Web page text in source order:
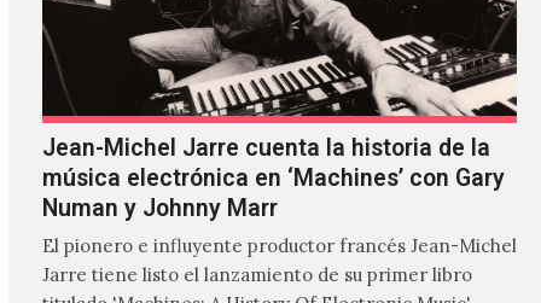
Jean-Michel Jarre cuenta la historia de la
música electrónica en ‘Machines’ con Gary
Numan y Johnny Marr
El pionero e influyente productor francés Jean-Michel
Jarre tiene listo el lanzamiento de su primer libro